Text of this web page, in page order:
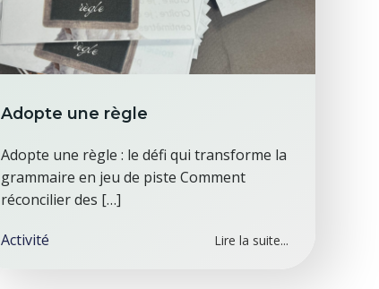
Adopte une règle
Adopte une règle : le défi qui transforme la
grammaire en jeu de piste Comment
réconcilier des […]
Activité Lire la suite...